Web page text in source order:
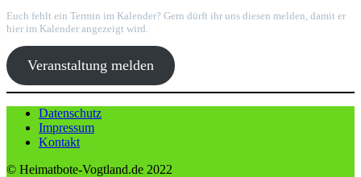
Euch fehlt ein Termin im Kalender? Gern dürft ihr uns diesen melden, damit er
hier im Kalender angezeigt wird.
Veranstaltung melden
Datenschutz
Impressum
Kontakt
© Heimatbote-Vogtland.de 2022